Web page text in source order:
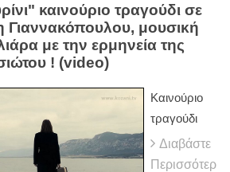
καινούριο τραγούδι σε
Γιαννακόπουλου, μουσική
με την ερμηνεία της
! (video)
Καινούριο
τραγούδι
Διαβάστε
Περισσότερ